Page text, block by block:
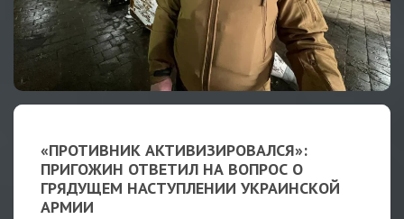
«ПРОТИВНИК АКТИВИЗИРОВАЛСЯ»:
ПРИГОЖИН ОТВЕТИЛ НА ВОПРОС О
ГРЯДУЩЕМ НАСТУПЛЕНИИ УКРАИНСКОЙ
АРМИИ